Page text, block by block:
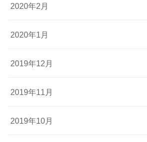
2020年2月
2020年1月
2019年12月
2019年11月
2019年10月